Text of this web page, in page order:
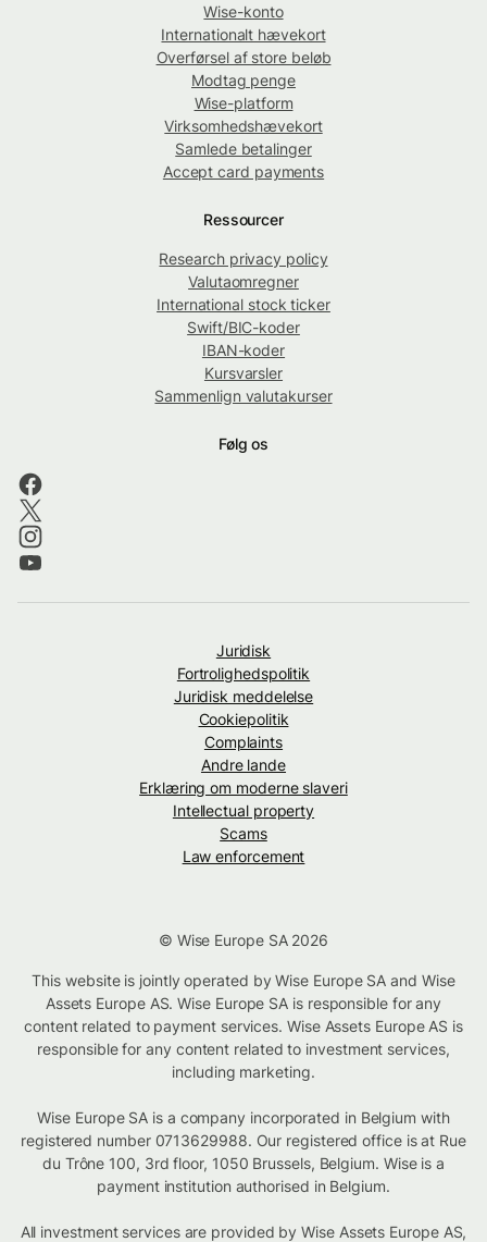
Wise-konto
Internationalt hævekort
Overførsel af store beløb
Modtag penge
Wise-platform
Virksomhedshævekort
Samlede betalinger
Accept card payments
Ressourcer
Research privacy policy
Valutaomregner
International stock ticker
Swift/BIC-koder
IBAN-koder
Kursvarsler
Sammenlign valutakurser
Følg os
Juridisk
Fortrolighedspolitik
Juridisk meddelelse
Cookiepolitik
Complaints
Andre lande
Erklæring om moderne slaveri
Intellectual property
Scams
Law enforcement
© Wise Europe SA 2026
This website is jointly operated by Wise Europe SA and Wise
Assets Europe AS. Wise Europe SA is responsible for any
content related to payment services. Wise Assets Europe AS is
responsible for any content related to investment services,
including marketing.
Wise Europe SA is a company incorporated in Belgium with
registered number 0713629988. Our registered office is at Rue
du Trône 100, 3rd floor, 1050 Brussels, Belgium. Wise is a
payment institution authorised in Belgium.
All investment services are provided by Wise Assets Europe AS,